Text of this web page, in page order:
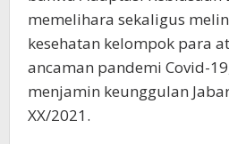
memelihara sekaligus
kesehatan kelompok para
ancaman pandemi Covid-
menjamin keunggulan
XX/2021.